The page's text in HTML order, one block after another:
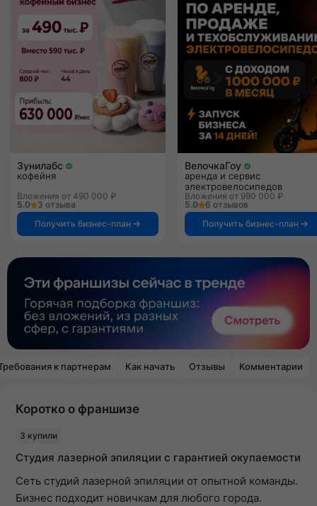
Зунилабс
кофейня
Вложения от 490 000 ₽
5.0
3 отзыва
Получить бизнес-план
ВелочкаГоу
аренда и сервис
электровелосипедов
Вложения от 990 000 ₽
5.0
6 отзывов
Получить бизнес-план
к партнерам Как начать Отзывы Комментарии
Коротко о франшизе
3 купили
Студия лазерной эпиляции с гарантией окупаемости
Сеть студий лазерной эпиляции от опытной команды.
Бизнес подходит новичкам для любого города.